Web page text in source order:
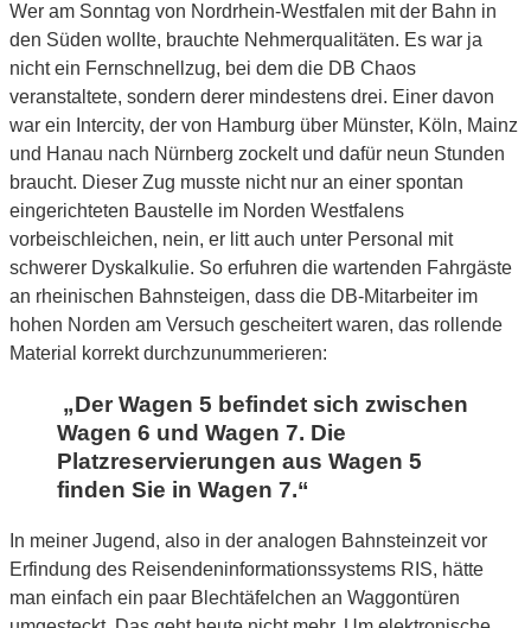
Wer am Sonntag von Nordrhein-Westfalen mit der Bahn in
den Süden wollte, brauchte Nehmerqualitäten. Es war ja
nicht ein Fernschnellzug, bei dem die DB Chaos
veranstaltete, sondern derer mindestens drei. Einer davon
war ein Intercity, der von Hamburg über Münster, Köln, Mainz
und Hanau nach Nürnberg zockelt und dafür neun Stunden
braucht. Dieser Zug musste nicht nur an einer spontan
eingerichteten Baustelle im Norden Westfalens
vorbeischleichen, nein, er litt auch unter Personal mit
schwerer Dyskalkulie. So erfuhren die wartenden Fahrgäste
an rheinischen Bahnsteigen, dass die DB-Mitarbeiter im
hohen Norden am Versuch gescheitert waren, das rollende
Material korrekt durchzunummerieren:
„Der Wagen 5 befindet sich zwischen
Wagen 6 und Wagen 7. Die
Platzreservierungen aus Wagen 5
finden Sie in Wagen 7.“
In meiner Jugend, also in der analogen Bahnsteinzeit vor
Erfindung des Reisendeninformationssystems RIS, hätte
man einfach ein paar Blechtäfelchen an Waggontüren